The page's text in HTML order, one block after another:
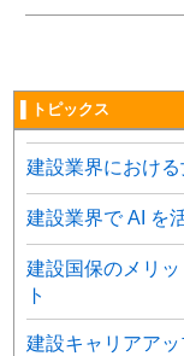
▌トピックス
建設業界におけ
建設業界で AI を
建設国保のメリ
ト
建設キャリアア